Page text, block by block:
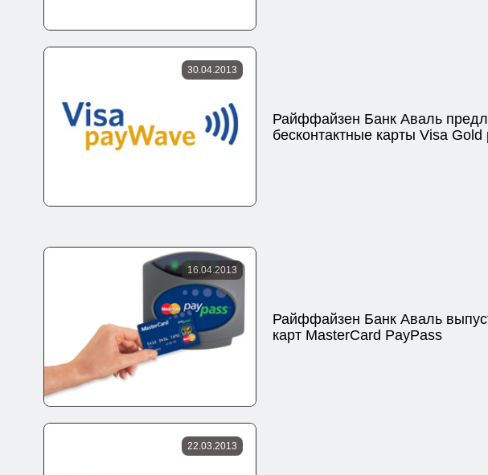
30.04.2013
Райффайзен Банк Аваль
бесконтактные карты Visa Gold
16.04.2013
Райффайзен Банк Аваль
карт MasterCard PayPass
22.03.2013